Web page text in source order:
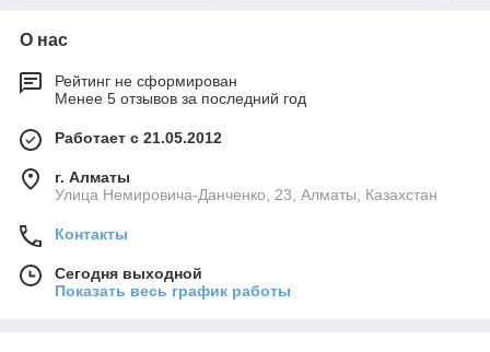
О нас
Рейтинг не сформирован
Менее 5 отзывов за последний год
Работает с 21.05.2012
г. Алматы
Улица Немировича-Данченко, 23, Алматы, Казахстан
Контакты
Сегодня выходной
Показать весь график работы